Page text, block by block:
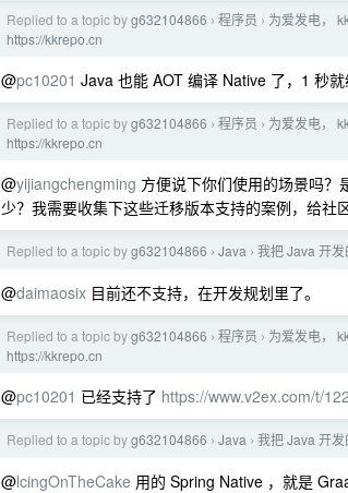
Replied to a topic byg632104866 › 程序员 › 为爱发电，
https://kkrepo.cn
@pc10201 Java 也能 AOT 编译 Native 了，1 秒
Replied to a topic byg632104866 › 程序员 › 为爱发电，
https://kkrepo.cn
@yijiangchengming 方便说下你们使用的场景吗
少？我需要收集下这些迁移版本支持的案例，给社
Replied to a topic byg632104866 › Java › 我把 Java 开
@daimaosix 目前还不支持，在开发规划里了。
Replied to a topic byg632104866 › 程序员 › 为爱发电，
https://kkrepo.cn
@pc10201 已经支持了 https://www.v2ex.com/t/
Replied to a topic byg632104866 › Java › 我把 Java 开
@lcingOnTheCake 用的 Spring Native ，就是